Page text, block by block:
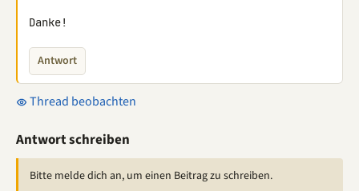
Danke!
Antwort
Thread beobachten
Antwort schreiben
Bitte melde dich an, um einen Beitrag zu schreiben.